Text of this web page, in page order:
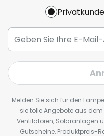
Privatkunde
Melden Sie sich für den
sie tolle Angebote aus
Ventilatoren, Solaranlagen
Gutscheine, Produktpreis-